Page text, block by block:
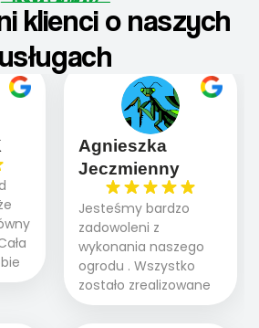
klienci o naszych
usługach
Agnieszka
Jeczmienny
Jesteśmy bardzo
zadowoleni z
wykonania naszego
ogrodu . Wszystko
zostało zrealizowane
fachowo, rzetelnie i